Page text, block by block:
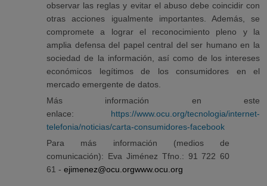
observar las reglas y evitar el abuso debe coincidir con
otras acciones igualmente importantes. Además, se
compromete a lograr el reconocimiento pleno y la
amplia defensa del papel central del ser humano en la
sociedad de la información, así como de los intereses
económicos legítimos de los consumidores en el
mercado emergente de datos.
Más información en este
enlace: https://www.ocu.org/tecnologia/internet-
telefonia/noticias/carta-consumidores-facebook
Para más información (medios de
comunicación): Eva Jiménez Tfno.: 91 722 60
61 -ejimenez@ocu.orgwww.ocu.org